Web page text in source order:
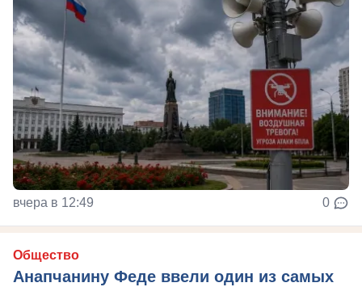
вчера в 12:49 0
Общество
Анапчанину Феде ввели один из самых